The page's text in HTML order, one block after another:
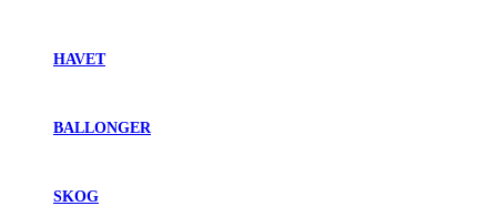
HAVET
BALLONGER
SKOG